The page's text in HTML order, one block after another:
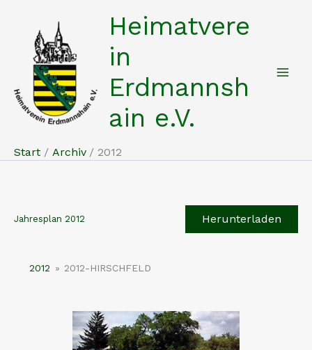
springen
Heimatvere
in
Erdmannsh
ain e.V.
Start Archiv 2012
Jahresplan 2012 Herunterladen
2012 » 2012-HIRSCHFELD